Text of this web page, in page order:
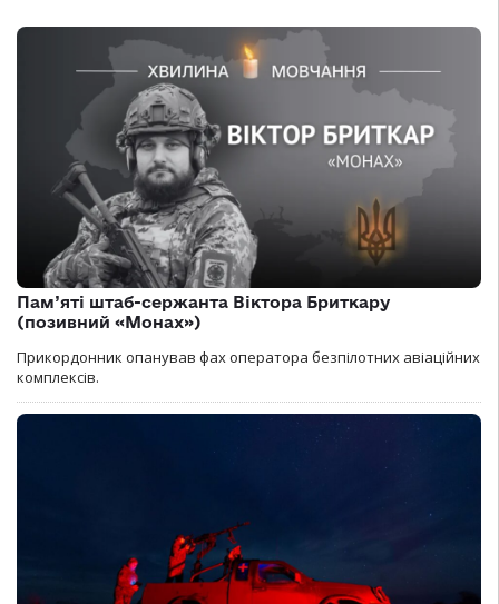
Пам’яті штаб-сержанта Віктора Бриткару
(позивний «Монах»)
Прикордонник опанував фах оператора безпілотних авіаційних
комплексів.